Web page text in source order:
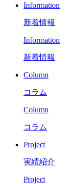
Information
新着情報
Information
新着情報
Column
コラム
Column
コラム
Project
実績紹介
Project